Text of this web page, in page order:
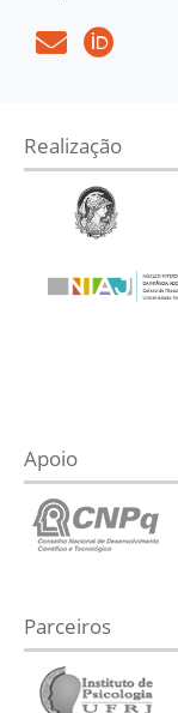
Realização
Apoio
Parceiros